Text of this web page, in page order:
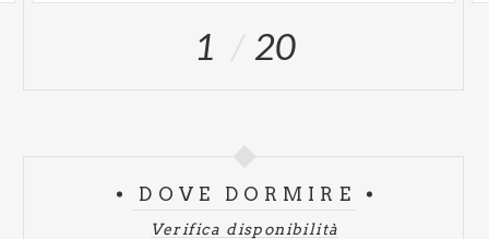
1 20
DOVE DORMIRE
Verifica disponibilità